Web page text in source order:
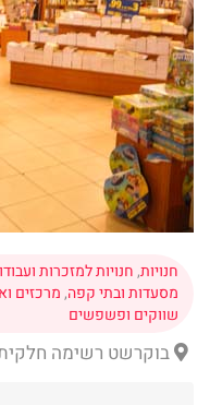
חנויות,חנויות למזכרות
מסעדות ובתי קפה,מרכזים
שווקים ופשפשים
בוקרשט רשימה חלקית